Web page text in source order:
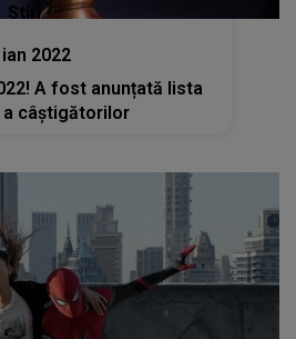
Stiri
2022
A fost anunțată lista
câștigătorilor